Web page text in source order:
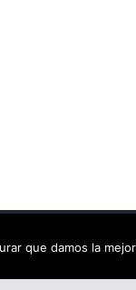
biblioteca
que damos la